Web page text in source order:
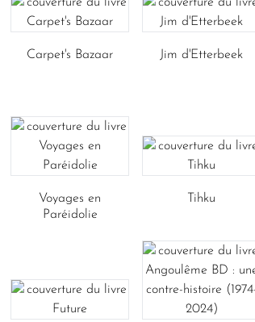
Carpet's Bazaar Jim d'Etterbeek
Voyages en
Paréidolie
Tihku